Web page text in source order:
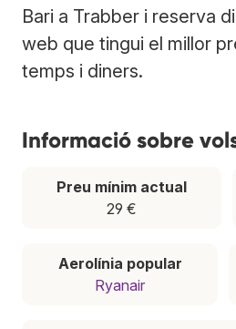
Bari a Trabber i reserva
web que tingui el millor
temps i diners.
Informació sobre
Preu mínim actual
29 €
Aerolínia popular
Ryanair